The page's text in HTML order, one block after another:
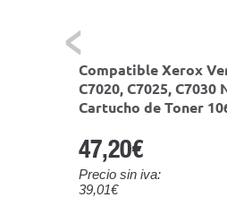
Compatible Xerox
C7020, C7025, C7030
Cartucho de Toner
47,20€
Precio sin iva:
39,01€